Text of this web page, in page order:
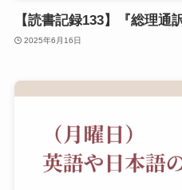
【読書記録133】『総理通
2025年6月16日